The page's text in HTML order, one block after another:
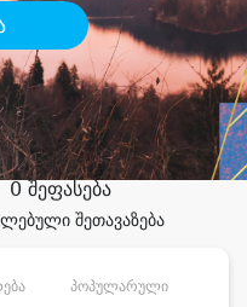
მომსახურება
შეთავაზება
0 შეფასება
პოპულარული